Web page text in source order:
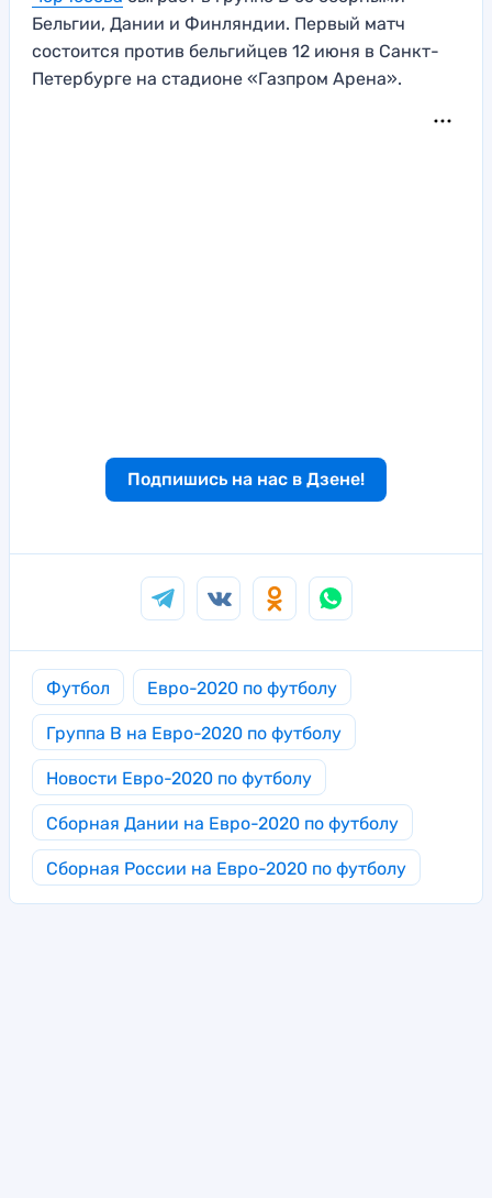
Бельгии, Дании и Финляндии. Первый матч
состоится против бельгийцев 12 июня в Санкт-
Петербурге на стадионе «Газпром Арена».
Подпишись на нас в Дзене!
Футбол Евро-2020 по футболу
Группа B на Евро-2020 по футболу
Новости Евро-2020 по футболу
Сборная Дании на Евро-2020 по футболу
Сборная России на Евро-2020 по футболу